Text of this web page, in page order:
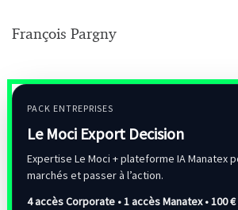
François Pargny
PACK ENTREPRISES
Le Moci Export Decision
Expertise Le Moci + plateforme IA Manatex
marchés et passer à l’action.
4 accès Corporate • 1 accès Manatex •100